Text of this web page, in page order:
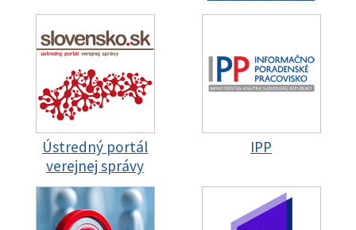
Ústredný portál
verejnej správy
IPP